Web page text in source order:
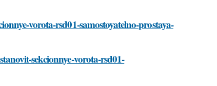
vorota-rsd01-samostoyatelno-prostaya-
sekcionnye-vorota-rsd01-